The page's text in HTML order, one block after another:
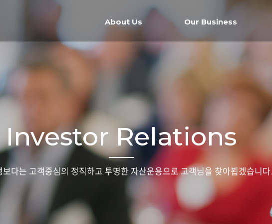
Our Business
About Us
Investor Relations
보다는 고객중심의 정직하고 투명한 자산운용으로 고객님을 찾아뵙겠습니다.